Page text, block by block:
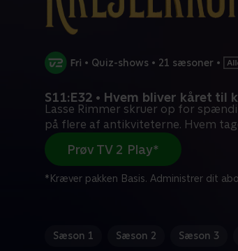
• Quiz-shows • 21 sæsoner •
S11:E32 • Hvem bliver kåret til
Lasse Rimmer skruer op for
på flere af antikviteterne. Hvem
Prøv TV 2 Play*
*Kræver pakken Basis. Administrer dit
Sæson 1 Sæson 2 Sæson 3